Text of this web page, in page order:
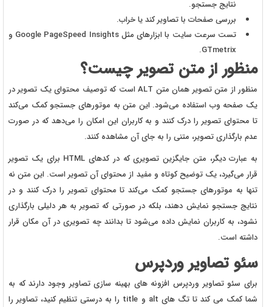
نتایج جستجو.
بررسی صفحات با تصاویر کند یا خراب.
تست سرعت سایت با ابزارهای مثلGoogle PageSpeed Insights و
GTmetrix
.
منظور از متن تصویر چیست؟
منظور از متن تصویر همان متن ALTاست که توصیف محتوای یک تصویر در
یک صفحه وب استفاده می‌شود. این متن به موتورهای جستجو کمک می‌کند
تا محتوای تصویر را درک کنند و به کاربران این امکان را می‌دهد که در صورت
عدم بارگذاری تصویر، متنی را به جای آن مشاهده کنند.
به عبارت دیگر، متن جایگزین تصویری که در کدهای HTML برای یک تصویر
قرار می‌گیرد، یک توضیح کوتاه و مفید از محتوای آن تصویر است. این متن نه
تنها به موتورهای جستجو کمک می‌کند تا محتوای تصویر را درک کنند و در
نتایج جستجو نمایش دهند، بلکه در صورتی که تصویر به هر دلیلی بارگذاری
نشود، به کاربران نمایش داده می‌شود تا بدانند چه تصویری در آن مکان قرار
داشته است.
سئو تصاویر وردپرس
برای سئو تصاویر وردپرس افزونه های بهینه سازی تصاویر وجود دارند که به
شما کمک می کند تا تگ های alt و title را به درستی تنظیم کنید، تصاویر را